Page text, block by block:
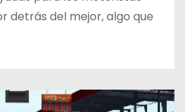
detrás del mejor, algo que